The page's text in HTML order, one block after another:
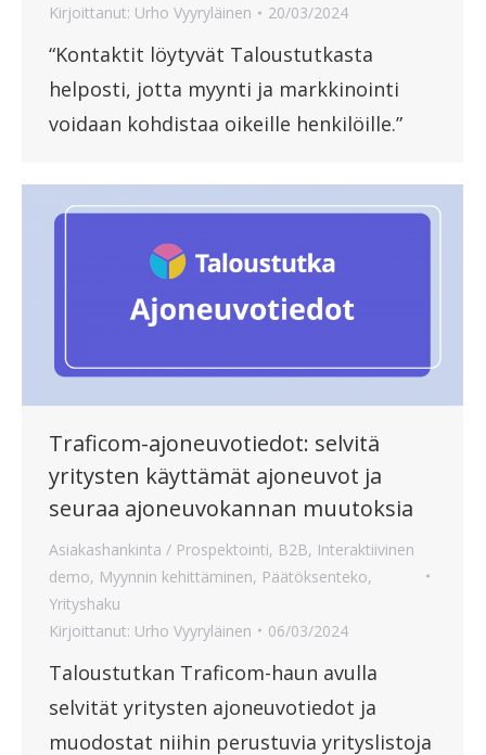
Kirjoittanut: Urho Vyyryläinen 20/03/2024
“Kontaktit löytyvät Taloustutkasta
helposti, jotta myynti ja markkinointi
voidaan kohdistaa oikeille henkilöille.”
Traficom-ajoneuvotiedot: selvitä
yritysten käyttämät ajoneuvot ja
seuraa ajoneuvokannan muutoksia
Asiakashankinta / Prospektointi, B2B, Interaktiivinen
demo, Myynnin kehittäminen, Päätöksenteko,
Yrityshaku
Kirjoittanut: Urho Vyyryläinen 06/03/2024
Taloustutkan Traficom-haun avulla
selvität yritysten ajoneuvotiedot ja
muodostat niihin perustuvia yrityslistoja